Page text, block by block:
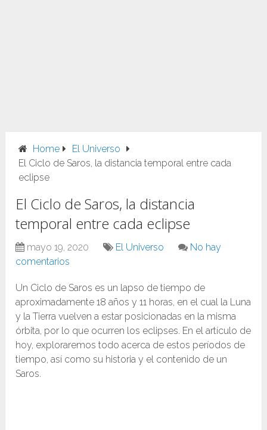
Home
El Universo
El Ciclo de Saros, la distancia temporal entre cada
eclipse
El Ciclo de Saros, la distancia
temporal entre cada eclipse
mayo 19, 2020 El Universo
No hay
comentarios
Un Ciclo de Saros es un lapso de tiempo de
aproximadamente 18 años y 11 horas, en el cual la Luna
y la Tierra vuelven a estar posicionadas en la misma
órbita, por lo que ocurren los eclipses. En el artículo de
hoy, exploraremos todo acerca de estos períodos de
tiempo, así como su historia y el contenido de un
Saros.